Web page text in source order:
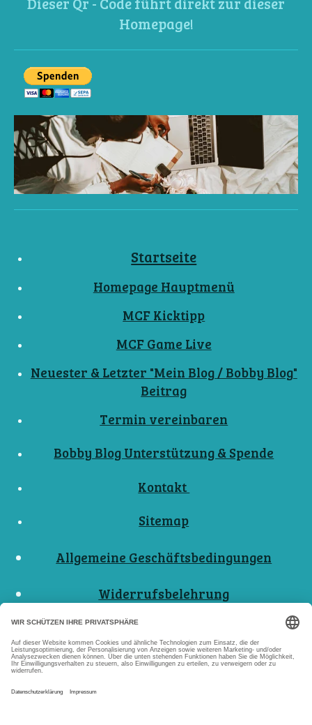
Homepage!
Startseite
Homepage Hauptmenü
MCF Kicktipp
MCF Game Live
Neuester & Letzter "Mein Blog / Bobby Blog"
Beitrag
Termin vereinbaren
Bobby Blog Unterstützung & Spende
Kontakt
Sitemap
Allgemeine Geschäftsbedingungen
Widerrufsbelehrung
Nutzungsbedingungen
Datenschutzerklärungen